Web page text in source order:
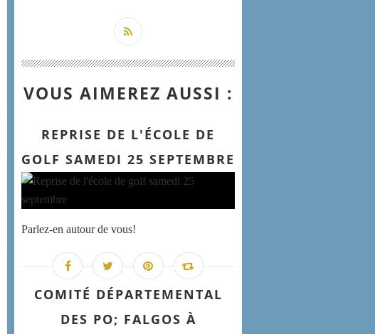
VOUS AIMEREZ AUSSI :
REPRISE DE L'ÉCOLE DE
GOLF SAMEDI 25 SEPTEMBRE
Parlez-en autour de vous!
COMITÉ DÉPARTEMENTAL
DES PO; FALGOS À